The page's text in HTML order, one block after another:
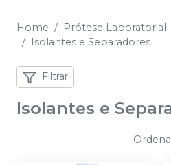
Home
Prótese Laboratorial
Isolantes e Separadores
Filtrar
Isolantes e